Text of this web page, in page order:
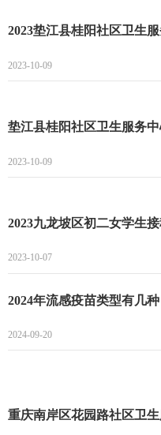
2023-10-09
2023-10-09
2023-10-07
2024年流感疫苗类型有几
2024-09-20